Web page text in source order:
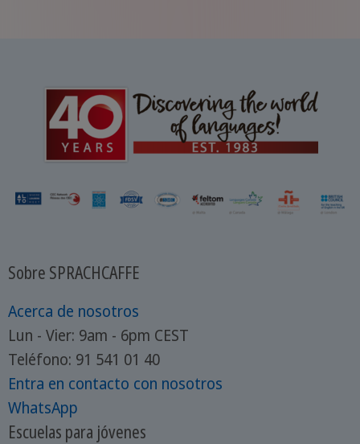
Sobre SPRACHCAFFE
Acerca de nosotros
Lun - Vier: 9am - 6pm CEST
Teléfono: 91 541 01 40
Entra en contacto con nosotros
WhatsApp
Escuelas para jóvenes